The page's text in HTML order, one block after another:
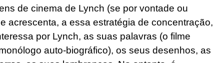
de cinema de Lynch (se por vontade ou
acrescenta, a essa estratégia de concentração,
por Lynch, as suas palavras (o filme
auto-biográfico), os seus desenhos, as